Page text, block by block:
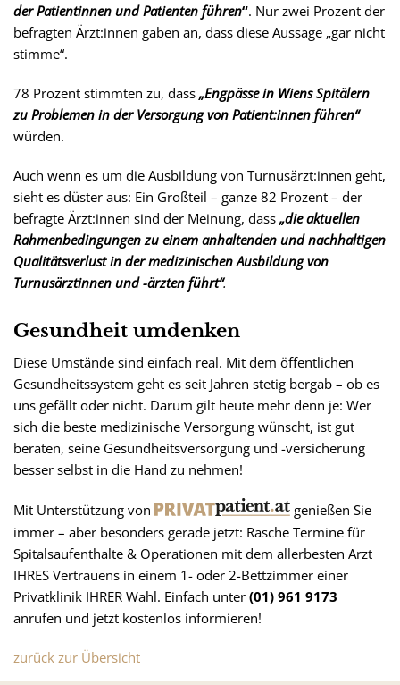
der Patientinnen und Patienten führen“. Nur zwei Prozent der
befragten Ärzt:innen gaben an, dass diese Aussage „gar nicht
stimme“.
78 Prozent stimmten zu, dass „Engpässe in Wiens Spitälern
zu Problemen in der Versorgung von Patient:innen führen“
würden.
Auch wenn es um die Ausbildung von Turnusärzt:innen geht,
sieht es düster aus: Ein Großteil – ganze 82 Prozent – der
befragte Ärzt:innen sind der Meinung, dass „die aktuellen
Rahmenbedingungen zu einem anhaltenden und nachhaltigen
Qualitätsverlust in der medizinischen Ausbildung von
Turnusärztinnen und -ärzten führt“.
Gesundheit umdenken
Diese Umstände sind einfach real. Mit dem öffentlichen
Gesundheitssystem geht es seit Jahren stetig bergab – ob es
uns gefällt oder nicht. Darum gilt heute mehr denn je: Wer
sich die beste medizinische Versorgung wünscht, ist gut
beraten, seine Gesundheitsversorgung und -versicherung
besser selbst in die Hand zu nehmen!
Mit Unterstützung von
genießen Sie
immer – aber besonders gerade jetzt: Rasche Termine für
Spitalsaufenthalte & Operationen mit dem allerbesten Arzt
IHRES Vertrauens in einem 1- oder 2-Bettzimmer einer
Privatklinik IHRER Wahl. Einfach unter (01) 961 9173
anrufen und jetzt kostenlos informieren!
zurück zur Übersicht